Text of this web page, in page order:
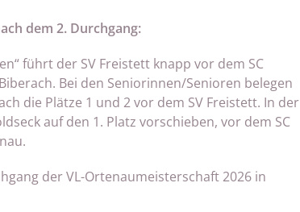
dem 2. Durchgang:
führt der SV Freistett knapp vor dem SC
Bei den Seniorinnen/Senioren belegen
die Plätze 1 und 2 vor dem SV Freistett. In der
auf den 1. Platz vorschieben, vor dem SC
der VL-Ortenaumeisterschaft 2026 in